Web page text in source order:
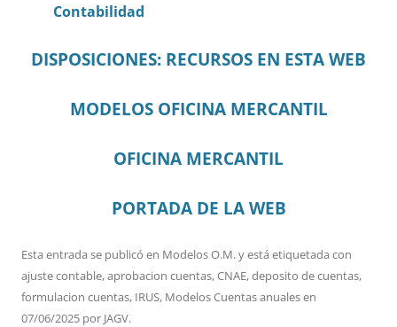
Contabilidad
DISPOSICIONES: RECURSOS EN ESTA WEB
MODELOS OFICINA MERCANTIL
OFICINA MERCANTIL
PORTADA DE LA WEB
Esta entrada se publicó en Modelos O.M.y está etiquetada con
ajuste contable,aprobacion cuentas,CNAE,deposito de cuentas,
formulacion cuentas, IRUS, Modelos Cuentas anualesen
07/06/2025 por JAGV.